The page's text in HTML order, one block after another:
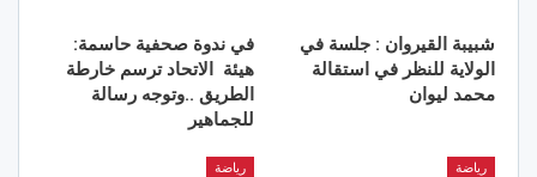
شبيبة القيروان : جلسة في
الولاية للنظر في استقالة
محمد ليوان
في ندوة صحفية حاسمة:
هيئة الاتحاد ترسم خارطة
الطريق ..وتوجه رسالة
للجماهير
رياضة رياضة